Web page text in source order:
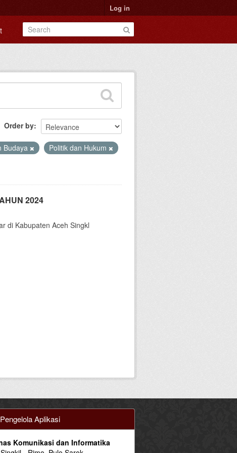
Log in
Order by
Budaya
Politik dan Hukum
2024
di Kabupaten Aceh Singkl
Pengelola Aplikasi
Komunikasi dan Informatika